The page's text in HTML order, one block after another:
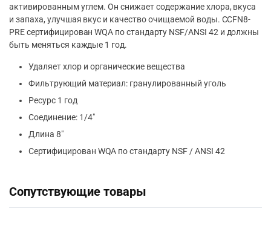
активированным углем. Он снижает содержание хлора, вкуса
и запаха, улучшая вкус и качество очищаемой воды. CCFN8-
PRE сертифицирован WQA по стандарту NSF/ANSI 42 и должны
быть меняться каждые 1 год.
Удаляет хлор и органические вещества
Фильтрующий материал: гранулированный уголь
Ресурс 1 год
Соединение: 1/4″
Длина 8″
Сертифицирован WQA по стандарту NSF / ANSI 42
Сопутствующие товары